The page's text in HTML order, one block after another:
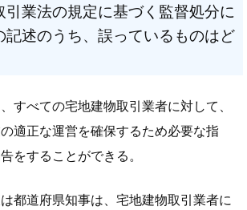
引業法の規定に基づく監督処分に
記述のうち、誤っているものはど
すべての宅地建物取引業者に対して、
適正な運営を確保するため必要な指
をすることができる。
都道府県知事は、宅地建物取引業者に